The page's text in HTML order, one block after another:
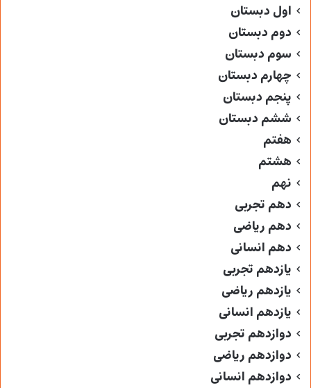
اول دبستان
دوم دبستان
سوم دبستان
چهارم دبستان
پنجم دبستان
ششم دبستان
هفتم
هشتم
نهم
دهم تجربی
دهم ریاضی
دهم انسانی
یازدهم تجربی
یازدهم ریاضی
یازدهم انسانی
دوازدهم تجربی
دوازدهم ریاضی
دوازدهم انسانی